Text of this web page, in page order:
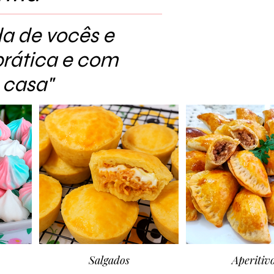
não tem segredo. O resultado é um
bastante. E sabe o melhor? Ele não
leva leite na massa – ideal
de vocês e
e com
Salgados